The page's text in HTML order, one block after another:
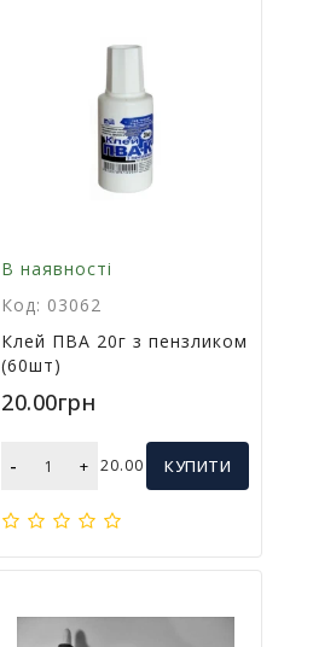
В наявності
Код: 03062
Клей ПВА 20г з пензликом
(60шт)
20.00грн
- + 20.00 КУПИТИ